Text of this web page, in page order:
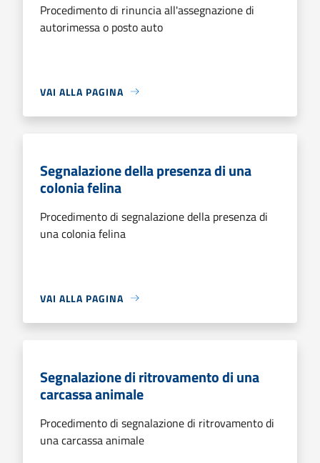
Procedimento di rinuncia all'assegnazione di
autorimessa o posto auto
VAI ALLA PAGINA
Segnalazione della presenza di una
colonia felina
Procedimento di segnalazione della presenza di
una colonia felina
VAI ALLA PAGINA
Segnalazione di ritrovamento di una
carcassa animale
Procedimento di segnalazione di ritrovamento di
una carcassa animale